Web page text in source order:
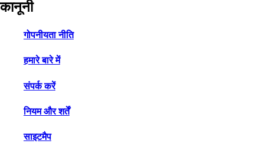
कानूनी
गोपनीयता नीति
हमारे बारे में
संपर्क करें
नियम और शर्तें
साइटमैप